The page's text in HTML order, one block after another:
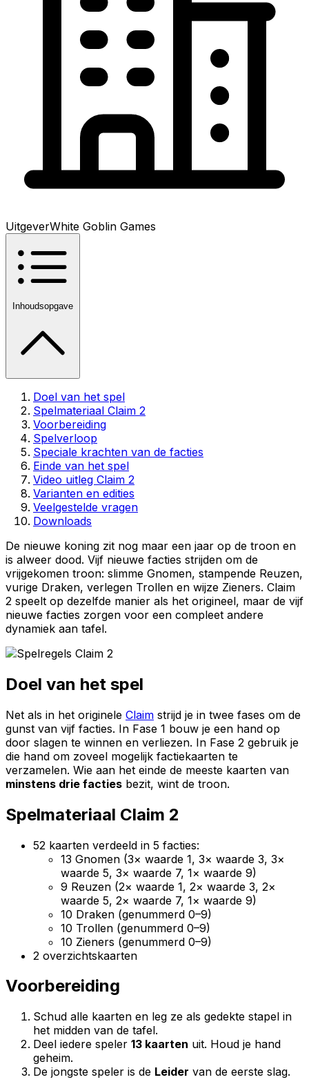
UitgeverWhite Goblin Games
Inhoudsopgave
Doel van het spel
Spelmateriaal Claim 2
Voorbereiding
Spelverloop
Speciale krachten van de facties
Einde van het spel
Video uitleg Claim 2
Varianten en edities
Veelgestelde vragen
Downloads
De nieuwe koning zit nog maar een jaar op de troon en
is alweer dood. Vijf nieuwe facties strijden om de
vrijgekomen troon: slimme Gnomen, stampende Reuzen,
vurige Draken, verlegen Trollen en wijze Zieners. Claim
2 speelt op dezelfde manier als het origineel, maar de vijf
nieuwe facties zorgen voor een compleet andere
dynamiek aan tafel.
Doel van het spel
Net als in het originele Claim strijd je in twee fases om de
gunst van vijf facties. In Fase 1 bouw je een hand op
door slagen te winnen en verliezen. In Fase 2 gebruik je
die hand om zoveel mogelijk factiekaarten te
verzamelen. Wie aan het einde de meeste kaarten van
minstens drie facties bezit, wint de troon.
Spelmateriaal Claim 2
52 kaarten verdeeld in 5 facties:
13 Gnomen (3× waarde 1, 3× waarde 3, 3×
waarde 5, 3× waarde 7, 1× waarde 9)
9 Reuzen (2× waarde 1, 2× waarde 3, 2×
waarde 5, 2× waarde 7, 1× waarde 9)
10 Draken (genummerd 0–9)
10 Trollen (genummerd 0–9)
10 Zieners (genummerd 0–9)
2 overzichtskaarten
Voorbereiding
Schud alle kaarten en leg ze als gedekte stapel in
het midden van de tafel.
Deel iedere speler 13 kaarten uit. Houd je hand
geheim.
De jongste speler is de Leider van de eerste slag.